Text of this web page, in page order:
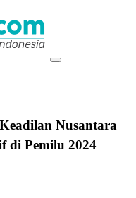
Nusantara
di Pemilu 2024